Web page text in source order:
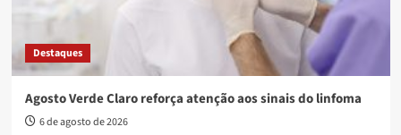
Destaques
Agosto Verde Claro reforça atenção aos sinais do linfoma
6 de agosto de 2026